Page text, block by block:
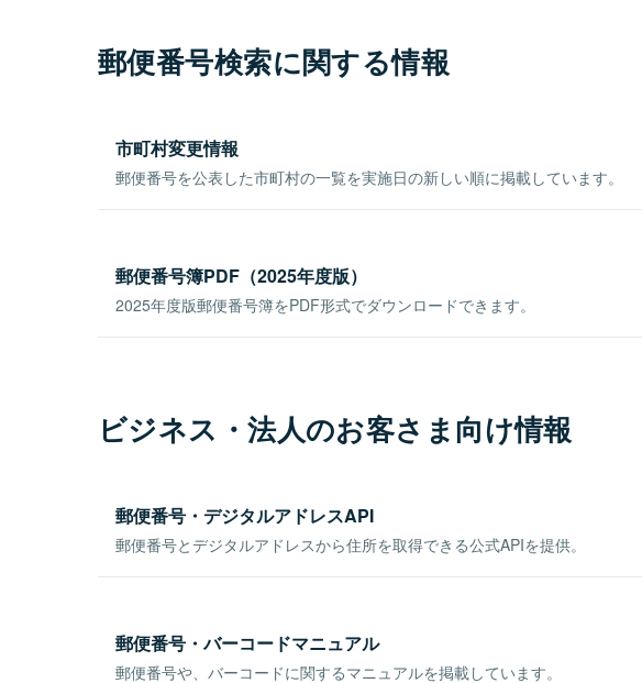
郵便番号検索に関する情報
市町村変更情報
郵便番号を公表した市町村の一覧を実施日の新しい順に掲載しています。
郵便番号簿PDF（2025年度版）
2025年度版郵便番号簿をPDF形式でダウンロードできます。
ビジネス・法人のお客さま向け情報
郵便番号・デジタルアドレスAPI
郵便番号とデジタルアドレスから住所を取得できる公式APIを提供。
郵便番号・バーコードマニュアル
郵便番号や、バーコードに関するマニュアルを掲載しています。